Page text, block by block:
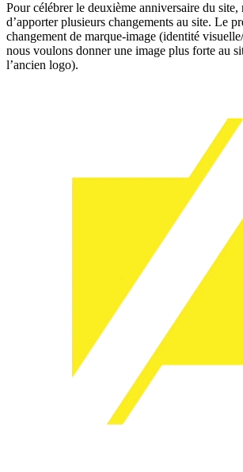
Pour célébrer le deuxième anniversaire du site,
d’apporter plusieurs changements au site. Le
changement de marque-image (identité
nous voulons donner une image plus forte au
l’ancien logo).